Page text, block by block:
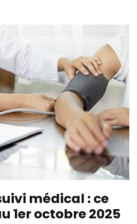
médical : ce
1er octobre 2025